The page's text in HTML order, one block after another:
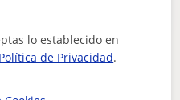
lo establecido en
Política de Privacidad.